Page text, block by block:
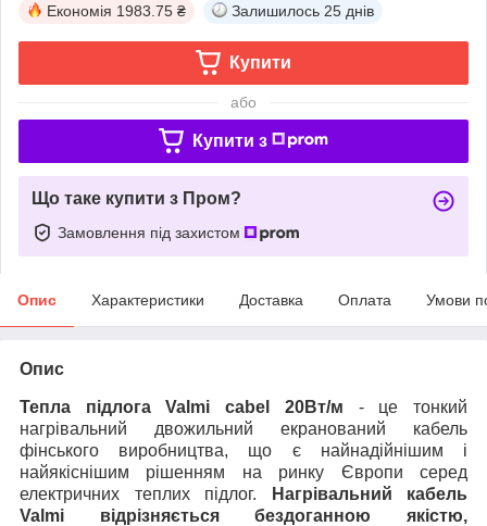
Економія 1983.75 ₴ Залишилось 25 днів
Купити
або
Купити з
Що таке купити з Пром?
Замовлення під захистом
Опис Характеристики Доставка Оплата Умови
Опис
Тепла підлога Valmi cabel 20Вт/м - це тонкий
нагрівальний двожильний екранований кабель
фінського виробництва, що є найнадійнішим і
найякіснішим рішенням на ринку Європи серед
електричних теплих підлог.
Нагрівальний кабель
Valmi відрізняється бездоганною якістю,